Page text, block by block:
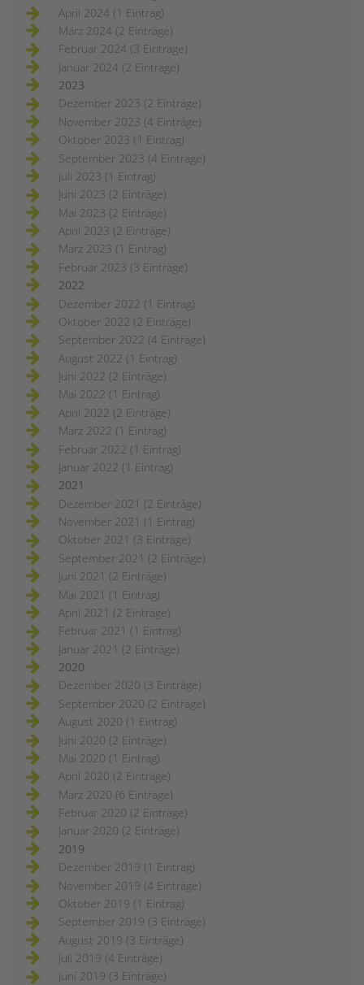
April 2024 (1 Eintrag)
März 2024 (2 Einträge)
Februar 2024 (3 Einträge)
Januar 2024 (2 Einträge)
2023
Dezember 2023 (2 Einträge)
November 2023 (4 Einträge)
Oktober 2023 (1 Eintrag)
September 2023 (4 Einträge)
Juli 2023 (1 Eintrag)
Juni 2023 (2 Einträge)
Mai 2023 (2 Einträge)
April 2023 (2 Einträge)
März 2023 (1 Eintrag)
Februar 2023 (3 Einträge)
2022
Dezember 2022 (1 Eintrag)
Oktober 2022 (2 Einträge)
September 2022 (4 Einträge)
August 2022 (1 Eintrag)
Juni 2022 (2 Einträge)
Mai 2022 (1 Eintrag)
April 2022 (2 Einträge)
März 2022 (1 Eintrag)
Februar 2022 (1 Eintrag)
Januar 2022 (1 Eintrag)
2021
Dezember 2021 (2 Einträge)
November 2021 (1 Eintrag)
Oktober 2021 (3 Einträge)
September 2021 (2 Einträge)
Juni 2021 (2 Einträge)
Mai 2021 (1 Eintrag)
April 2021 (2 Einträge)
Februar 2021 (1 Eintrag)
Januar 2021 (2 Einträge)
2020
Dezember 2020 (3 Einträge)
September 2020 (2 Einträge)
August 2020 (1 Eintrag)
Juni 2020 (2 Einträge)
Mai 2020 (1 Eintrag)
April 2020 (2 Einträge)
März 2020 (6 Einträge)
Februar 2020 (2 Einträge)
Januar 2020 (2 Einträge)
2019
Dezember 2019 (1 Eintrag)
November 2019 (4 Einträge)
Oktober 2019 (1 Eintrag)
September 2019 (3 Einträge)
August 2019 (3 Einträge)
Juli 2019 (4 Einträge)
Juni 2019 (3 Einträge)